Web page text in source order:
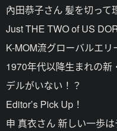
內田恭子さん 髪を切って
Just THE TWO of US
K-MOM流グローバルエリ
1970年代以降生まれの
デルがいない！？
Editor’s Pick Up！
申 真衣さん 新しい一歩